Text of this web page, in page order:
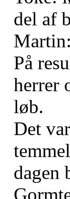
del af
På
herrer
løb.
Det
dagen